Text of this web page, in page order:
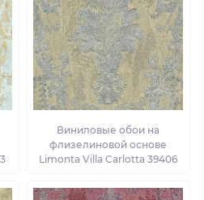
Виниловые обои на
флизелиновой основе
Limonta Villa Carlotta 39406